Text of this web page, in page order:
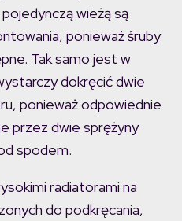
wieżą są
ponieważ śruby
Tak samo jest w
dokręcić dwie
ponieważ odpowiednie
przez dwie sprężyny
spodem.
radiatorami na
do podkręcania,